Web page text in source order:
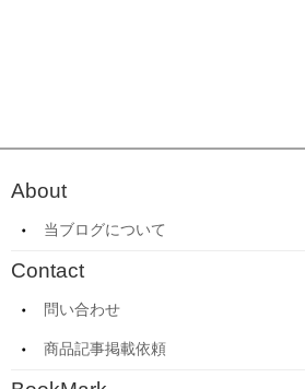
About
当ブログについて
Contact
問い合わせ
商品記事掲載依頼